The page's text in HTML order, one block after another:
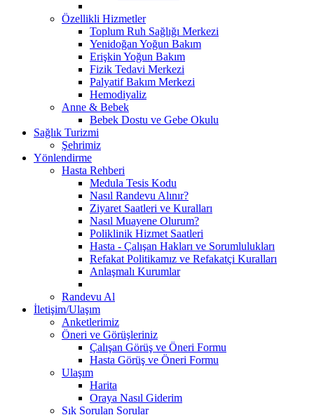
Özellikli Hizmetler
Toplum Ruh Sağlığı Merkezi
Yenidoğan Yoğun Bakım
Erişkin Yoğun Bakım
Fizik Tedavi Merkezi
Palyatif Bakım Merkezi
Hemodiyaliz
Anne & Bebek
Bebek Dostu ve Gebe Okulu
Sağlık Turizmi
Şehrimiz
Yönlendirme
Hasta Rehberi
Medula Tesis Kodu
Nasıl Randevu Alınır?
Ziyaret Saatleri ve Kuralları
Nasıl Muayene Olurum?
Poliklinik Hizmet Saatleri
Hasta - Çalışan Hakları ve Sorumlulukları
Refakat Politikamız ve Refakatçi Kuralları
Anlaşmalı Kurumlar
Randevu Al
İletişim/Ulaşım
Anketlerimiz
Öneri ve Görüşleriniz
Çalışan Görüş ve Öneri Formu
Hasta Görüş ve Öneri Formu
Ulaşım
Harita
Oraya Nasıl Giderim
Sık Sorulan Sorular